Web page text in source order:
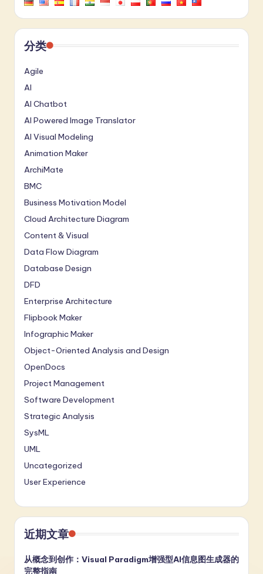
分类
Agile
AI
AI Chatbot
AI Powered Image Translator
AI Visual Modeling
Animation Maker
ArchiMate
BMC
Business Motivation Model
Cloud Architecture Diagram
Content & Visual
Data Flow Diagram
Database Design
DFD
Enterprise Architecture
Flipbook Maker
Infographic Maker
Object-Oriented Analysis and Design
OpenDocs
Project Management
Software Development
Strategic Analysis
SysML
UML
Uncategorized
User Experience
近期文章
从概念到创作：Visual Paradigm增强型AI信息图生成器的
完整指南